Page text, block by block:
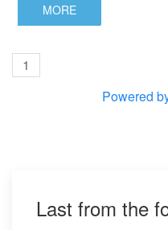
MORE
1
Powered
Last from the